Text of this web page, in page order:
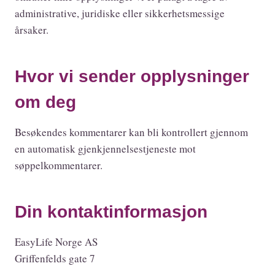
administrative, juridiske eller sikkerhetsmessige
årsaker.
Hvor vi sender opplysninger
om deg
Besøkendes kommentarer kan bli kontrollert gjennom
en automatisk gjenkjennelsestjeneste mot
søppelkommentarer.
Din kontaktinformasjon
EasyLife Norge AS
Griffenfelds gate 7